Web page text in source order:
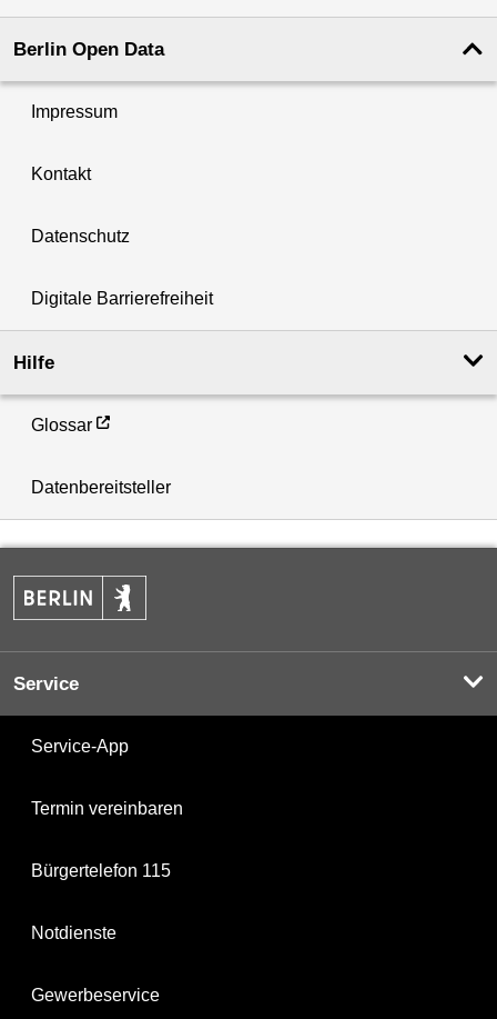
Berlin Open Data
Impressum
Kontakt
Datenschutz
Digitale Barrierefreiheit
Hilfe
Glossar
Datenbereitsteller
Service
Service-App
Termin vereinbaren
Bürgertelefon 115
Notdienste
Gewerbeservice